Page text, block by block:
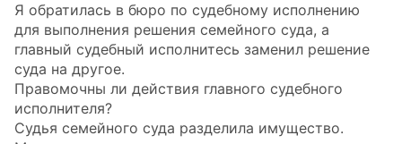
Я обратилась в бюро по судебному исполнению
для выполнения решения семейного суда, а
главный судебный исполнитесь заменил решение
суда на другое.
Правомочны ли действия главного судебного
исполнителя?
Судья семейного суда разделила имущество.